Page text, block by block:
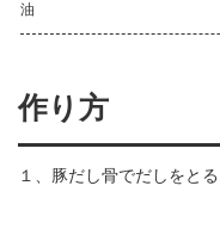
油
作り方
１、豚だし骨でだしをとる